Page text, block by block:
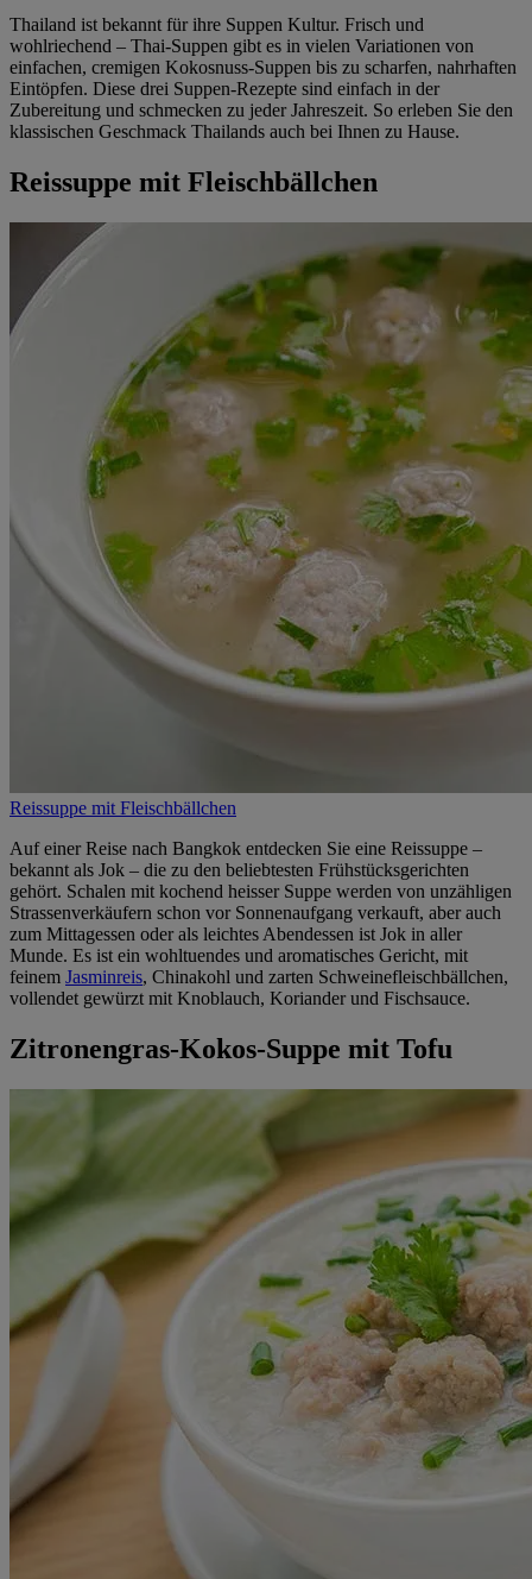
Thailand ist bekannt für ihre Suppen Kultur. Frisch und
wohlriechend – Thai-Suppen gibt es in vielen Variationen von
einfachen, cremigen Kokosnuss-Suppen bis zu scharfen, nahrhaften
Eintöpfen. Diese drei Suppen-Rezepte sind einfach in der
Zubereitung und schmecken zu jeder Jahreszeit. So erleben Sie den
klassischen Geschmack Thailands auch bei Ihnen zu Hause.
Reissuppe mit Fleischbällchen
Reissuppe mit Fleischbällchen
Auf einer Reise nach Bangkok entdecken Sie eine Reissuppe –
bekannt als Jok – die zu den beliebtesten Frühstücksgerichten
gehört. Schalen mit kochend heisser Suppe werden von unzähligen
Strassenverkäufern schon vor Sonnenaufgang verkauft, aber auch
zum Mittagessen oder als leichtes Abendessen ist Jok in aller
Munde. Es ist ein wohltuendes und aromatisches Gericht, mit
feinem Jasminreis, Chinakohl und zarten Schweinefleischbällchen,
vollendet gewürzt mit Knoblauch, Koriander und Fischsauce.
Zitronengras-Kokos-Suppe mit Tofu